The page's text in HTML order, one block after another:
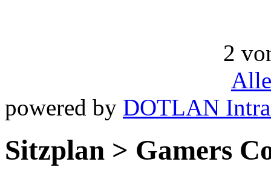
2
powered by DOTLAN
Sitzplan > Gamers